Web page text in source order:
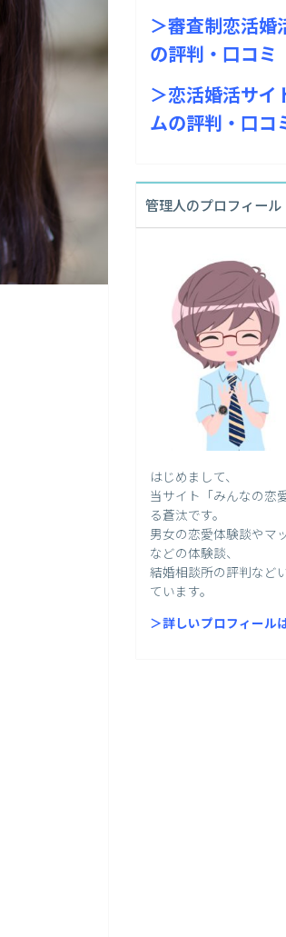
＞審査制恋活婚
の評判・口コミ
＞恋活婚活サイ
ムの評判・口コ
管理人のプロフィール
はじめまして、
当サイト「みんなの恋
る蒼汰です。
男女の恋愛体験談やマ
などの体験談、
結婚相談所の評判など
ています。
＞詳しいプロフィール